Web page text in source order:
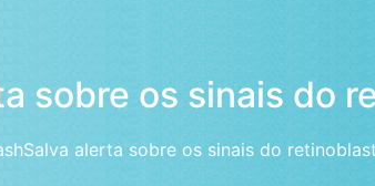
sobre os sinais do
alerta sobre os sinais do